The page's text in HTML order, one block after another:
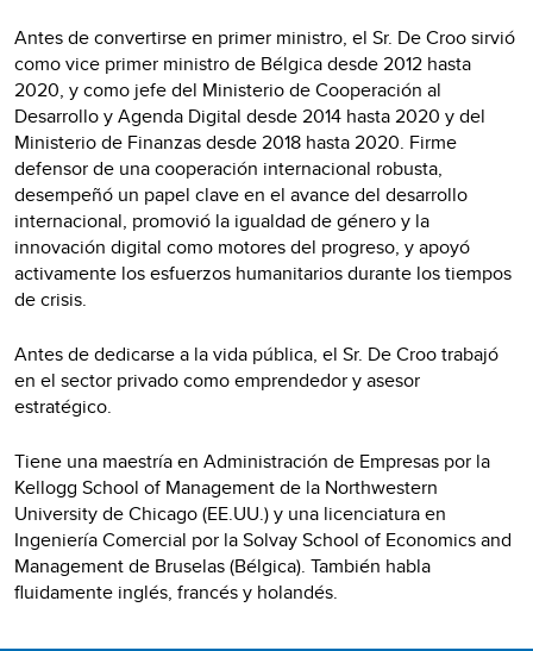
Antes de convertirse en primer ministro, el Sr. De Croo sirvió
como vice primer ministro de Bélgica desde 2012 hasta
2020, y como jefe del Ministerio de Cooperación al
Desarrollo y Agenda Digital desde 2014 hasta 2020 y del
Ministerio de Finanzas desde 2018 hasta 2020. Firme
defensor de una cooperación internacional robusta,
desempeñó un papel clave en el avance del desarrollo
internacional, promovió la igualdad de género y la
innovación digital como motores del progreso, y apoyó
activamente los esfuerzos humanitarios durante los tiempos
de crisis.
Antes de dedicarse a la vida pública, el Sr. De Croo trabajó
en el sector privado como emprendedor y asesor
estratégico.
Tiene una maestría en Administración de Empresas por la
Kellogg School of Management de la Northwestern
University de Chicago (EE.UU.) y una licenciatura en
Ingeniería Comercial por la Solvay School of Economics and
Management de Bruselas (Bélgica). También habla
fluidamente inglés, francés y holandés.